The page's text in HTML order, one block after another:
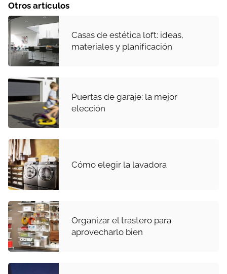
Otros artículos
Casas de estética loft: ideas,
materiales y planificación
Puertas de garaje: la mejor
elección
Cómo elegir la lavadora
Organizar el trastero para
aprovecharlo bien